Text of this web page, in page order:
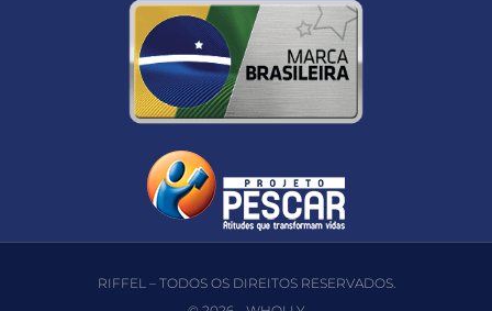
RIFFEL – TODOS OS DIREITOS RESERVADOS.